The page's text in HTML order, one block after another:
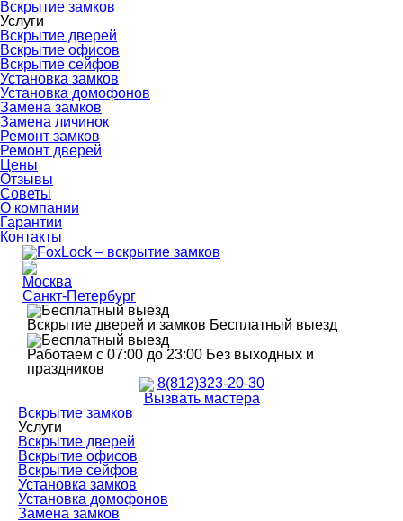
Вскрытие замков
Услуги
Вскрытие дверей
Вскрытие офисов
Вскрытие сейфов
Установка замков
Установка домофонов
Замена замков
Замена личинок
Ремонт замков
Ремонт дверей
Цены
Отзывы
Советы
О компании
Гарантии
Контакты
Москва
Санкт-Петербург
Вскрытие дверей и замков Бесплатный выезд
Работаем с 07:00 до 23:00 Без выходных и
праздников
8(812)323-20-30
Вызвать мастера
Вскрытие замков
Услуги
Вскрытие дверей
Вскрытие офисов
Вскрытие сейфов
Установка замков
Установка домофонов
Замена замков